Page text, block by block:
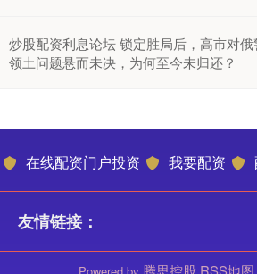
炒股配资利息论坛 锁定胜局后，高市对俄
领土问题悬而未决，为何至今未归还？
在线配资门户投资 我要配资
友情链接：
Powered by 腾思控股 RSS地图